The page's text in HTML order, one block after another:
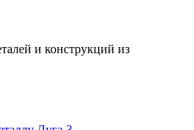
и конструкций из